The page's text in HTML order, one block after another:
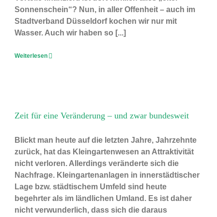
Sonnenschein“? Nun, in aller Offenheit – auch im
Stadtverband Düsseldorf kochen wir nur mit
Wasser. Auch wir haben so [...]
Weiterlesen
Zeit für eine Veränderung – und zwar bundesweit
Blickt man heute auf die letzten Jahre, Jahrzehnte
zurück, hat das Kleingartenwesen an Attraktivität
nicht verloren. Allerdings veränderte sich die
Nachfrage. Kleingartenanlagen in innerstädtischer
Lage bzw. städtischem Umfeld sind heute
begehrter als im ländlichen Umland. Es ist daher
nicht verwunderlich, dass sich die daraus